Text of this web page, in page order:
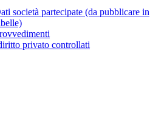
società partecipate (da pubblicare in
privato controllati